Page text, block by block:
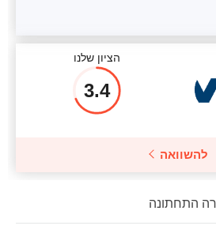
הציון שלנו
3.4
להשוואה